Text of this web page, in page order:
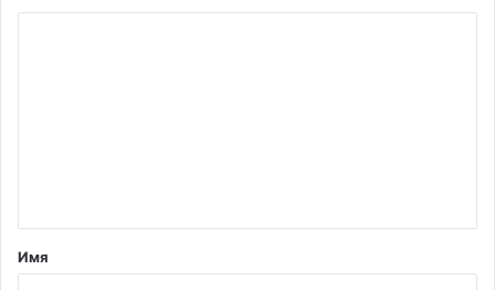
т
а
Имя